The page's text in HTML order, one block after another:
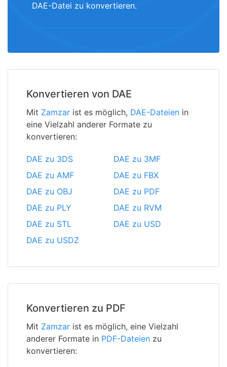
DAE-Datei zu konvertieren.
Konvertieren von DAE
Mit Zamzar ist es möglich, DAE-Dateien in
eine Vielzahl anderer Formate zu
konvertieren:
DAE zu 3DS
DAE zu 3MF
DAE zu AMF
DAE zu FBX
DAE zu OBJ
DAE zu PDF
DAE zu PLY
DAE zu RVM
DAE zu STL
DAE zu USD
DAE zu USDZ
Konvertieren zu PDF
Mit Zamzar ist es möglich, eine Vielzahl
anderer Formate in PDF-Dateien zu
konvertieren: